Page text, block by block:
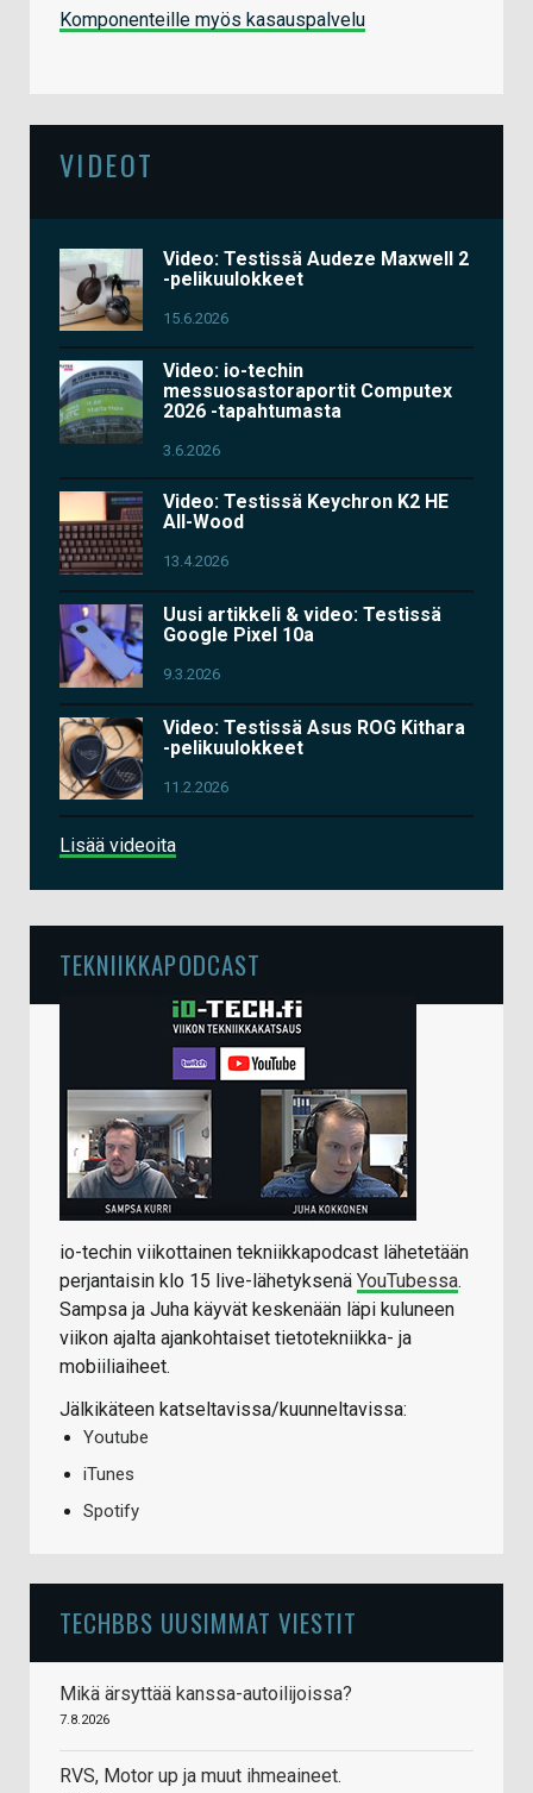
Komponenteille myös kasauspalvelu
VIDEOT
Video: Testissä Audeze Maxwell 2
-pelikuulokkeet
15.6.2026
Video: io-techin
messuosastoraportit Computex
2026 -tapahtumasta
3.6.2026
Video: Testissä Keychron K2 HE
All-Wood
13.4.2026
Uusi artikkeli & video: Testissä
Google Pixel 10a
9.3.2026
Video: Testissä Asus ROG Kithara
-pelikuulokkeet
11.2.2026
Lisää videoita
TEKNIIKKAPODCAST
io-techin viikottainen tekniikkapodcast lähetetään
perjantaisin klo 15 live-lähetyksenä YouTubessa.
Sampsa ja Juha käyvät keskenään läpi kuluneen
viikon ajalta ajankohtaiset tietotekniikka- ja
mobiiliaiheet.
Jälkikäteen katseltavissa/kuunneltavissa:
Youtube
iTunes
Spotify
TECHBBS UUSIMMAT VIESTIT
Mikä ärsyttää kanssa-autoilijoissa?
7.8.2026
RVS, Motor up ja muut ihmeaineet.